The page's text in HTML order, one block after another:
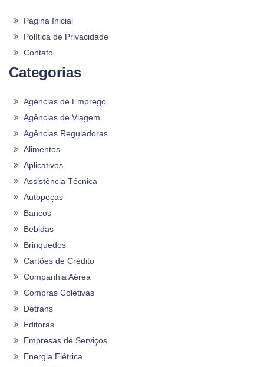
Página Inicial
Política de Privacidade
Contato
Categorias
Agências de Emprego
Agências de Viagem
Agências Reguladoras
Alimentos
Aplicativos
Assistência Técnica
Autopeças
Bancos
Bebidas
Brinquedos
Cartões de Crédito
Companhia Aérea
Compras Coletivas
Detrans
Editoras
Empresas de Serviços
Energia Elétrica